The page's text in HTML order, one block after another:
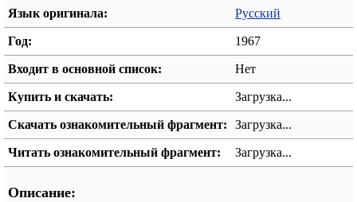
Язык оригинала: Русский
Год: 1967
Входит в основной список: Нет
Купить и скачать: Загрузка...
Скачать ознакомительный фрагмент: Загрузка...
Читать ознакомительный фрагмент: Загрузка...
Описание: